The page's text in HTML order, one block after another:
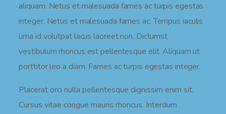
aliquam. Netus et malesuada fames ac turpis egestas
integer. Netus et malesuada fames ac. Tempus iaculis
urna id volutpat lacus laoreet non. Dictumst
vestibulum rhoncus est pellentesque elit. Aliquam ut
porttitor leo a diam. Fames ac turpis egestas integer.
Placerat orci nulla pellentesque dignissim enim sit.
Cursus vitae congue mauris rhoncus. Interdum